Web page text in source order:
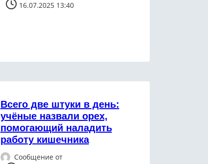
16.07.2025 13:40
Всего две штуки в день:
учёные назвали орех,
помогающий наладить
работу кишечника
Сообщение от